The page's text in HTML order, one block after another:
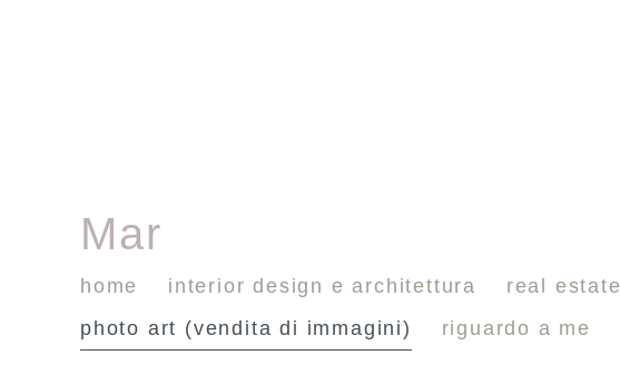
Mar
home interior design e architettura real estate
photo art (vendita di immagini)
riguardo a me